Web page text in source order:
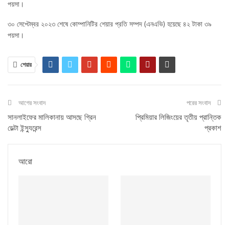
পয়সা।
৩০ সেপ্টেম্বর ২০২৩ শেষে কোম্পানিটির শেয়ার প্রতি সম্পদ (এনএভি) হয়েছে ৪২ টাকা ৩৯
পয়সা।
শেয়ার
আগের সংবাদ
সানলাইফের মালিকানায় আসছে গ্রিন
ডেল্টা ইন্স্যুরেন্স
পরের সংবাদ
প্রিমিয়ার লিজিংয়ের তৃতীয় প্রান্তিক
প্রকাশ
আরো